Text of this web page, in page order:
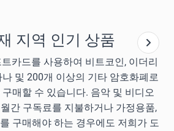
지역 인기 상품
카드를 사용하여 비트코인, 이더리
및 200개 이상의 기타 암호화폐로
매할 수 있습니다. 음악 및 비디오
간 구독료를 지불하거나 가정용품,
구매해야 하는 경우에도 저희가 도